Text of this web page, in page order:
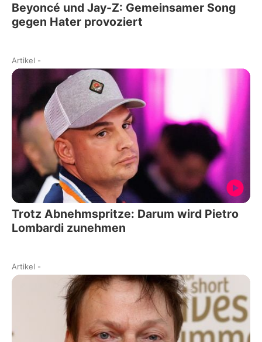
Beyoncé und Jay-Z: Gemeinsamer Song
gegen Hater provoziert
Artikel -
Trotz Abnehmspritze: Darum wird Pietro
Lombardi zunehmen
Artikel -